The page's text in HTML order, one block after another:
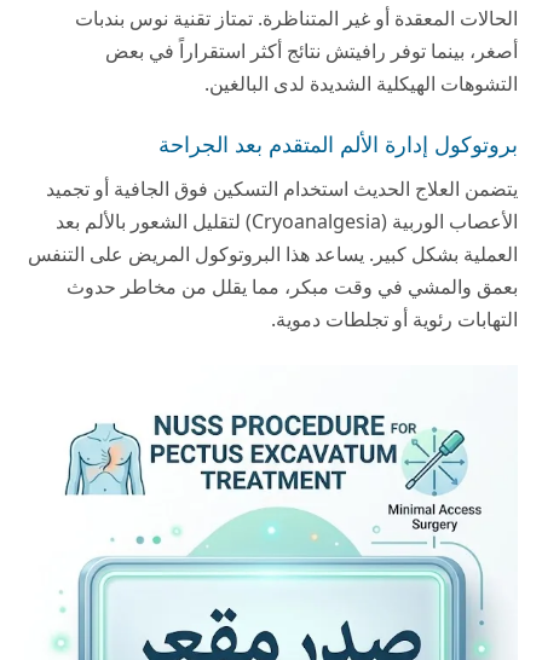
الحالات المعقدة أو غير المتناظرة. تمتاز تقنية نوس بندبات
أصغر، بينما توفر رافيتش نتائج أكثر استقراراً في بعض
التشوهات الهيكلية الشديدة لدى البالغين.
بروتوكول إدارة الألم المتقدم بعد الجراحة
يتضمن العلاج الحديث استخدام التسكين فوق الجافية أو تجميد
الأعصاب الوربية (Cryoanalgesia) لتقليل الشعور بالألم بعد
العملية بشكل كبير. يساعد هذا البروتوكول المريض على التنفس
بعمق والمشي في وقت مبكر، مما يقلل من مخاطر حدوث
التهابات رئوية أو تجلطات دموية.